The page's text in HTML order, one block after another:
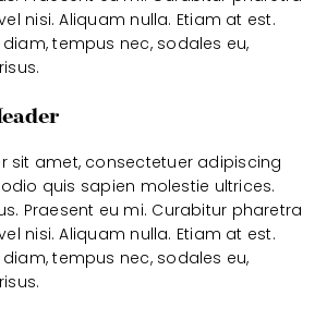
nisi. Aliquam nulla. Etiam at est.
tempus nec, sodales eu,
sit amet, consectetuer adipiscing
quis sapien molestie ultrices.
Praesent eu mi. Curabitur pharetra
nisi. Aliquam nulla. Etiam at est.
tempus nec, sodales eu,